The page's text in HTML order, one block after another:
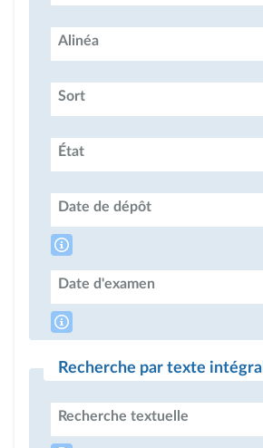
Alinéa
Sort
État
Date de dépôt
Date d'examen
Recherche par texte intégral
Recherche textuelle